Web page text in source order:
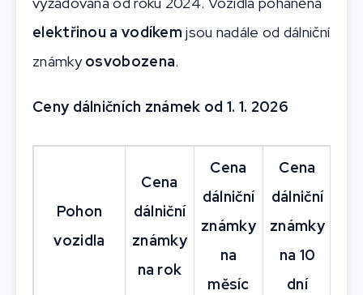
elektřinou a vodíkem jsou nadále od dálniční
známkyosvobozena.
Ceny dálničních známek od 1. 1. 2026
Pohon
vozidla
Cena
dálniční
známky
na rok
Cena
dálniční
známky
na
měsíc
Cena
dálniční
známky
na 10
dní